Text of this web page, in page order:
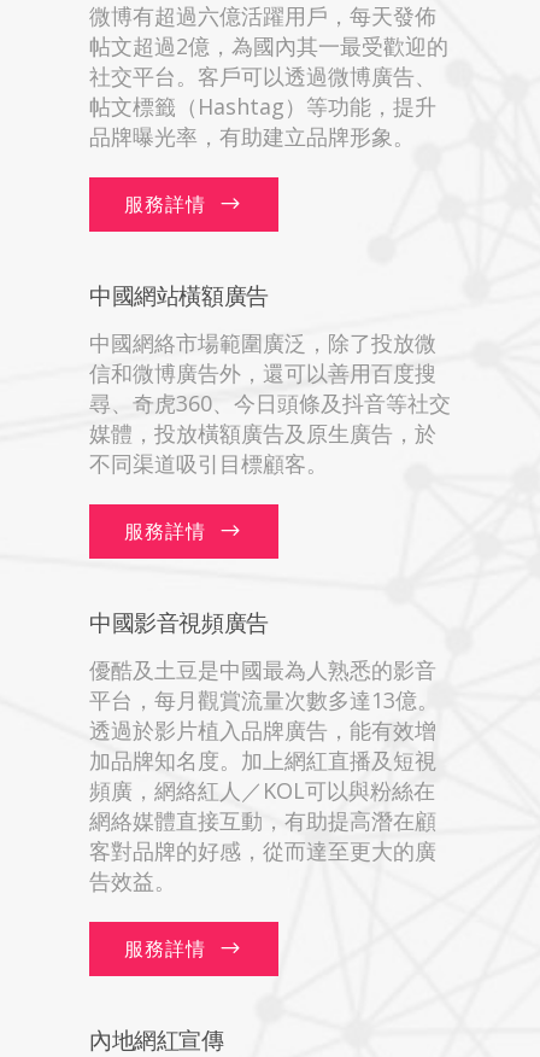
微博有超過六億活躍用戶，每天發佈
帖文超過2億，為國內其一最受歡迎的
社交平台。客戶可以透過微博廣告、
帖文標籤（Hashtag）等功能，提升
品牌曝光率，有助建立品牌形象。
服務詳情
中國網站橫額廣告
中國網絡市場範圍廣泛，除了投放微
信和微博廣告外，還可以善用百度搜
尋、奇虎360、今日頭條及抖音等社交
媒體，投放橫額廣告及原生廣告，於
不同渠道吸引目標顧客。
服務詳情
中國影音視頻廣告
優酷及土豆是中國最為人熟悉的影音
平台，每月觀賞流量次數多達13億。
透過於影片植入品牌廣告，能有效增
加品牌知名度。加上網紅直播及短視
頻廣，網絡紅人／KOL可以與粉絲在
網絡媒體直接互動，有助提高潛在顧
客對品牌的好感，從而達至更大的廣
告效益。
服務詳情
內地網紅宣傳